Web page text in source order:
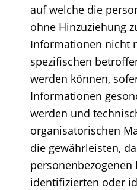
auf welche die
ohne Hinzuziehung
Informationen nicht
spezifischen
werden können,
Informationen
werden und
organisatorischen
die gewährleisten,
identifizierten oder